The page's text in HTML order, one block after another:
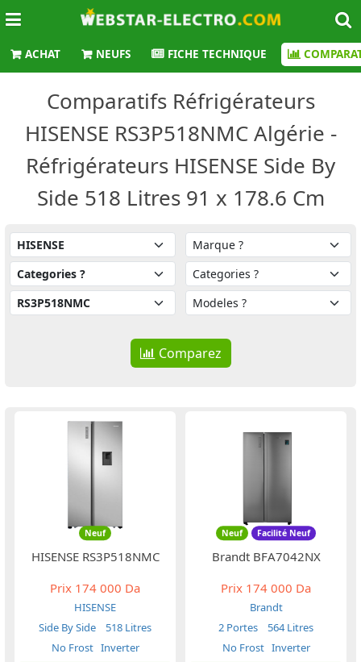
ACHAT NEUFS FICHE TECHNIQUE
Comparatifs Réfrigérateurs
HISENSE RS3P518NMC Algérie -
Réfrigérateurs HISENSE Side By
Side 518 Litres 91 x 178.6 Cm
Comparez
Neuf
HISENSE RS3P518NMC
Prix 174 000 Da
HISENSE
Side By Side
518 Litres
No Frost Inverter
Neuf Facilité Neuf
Brandt BFA7042NX
Prix 174 000 Da
Brandt
2 Portes
564 Litres
No Frost Inverter